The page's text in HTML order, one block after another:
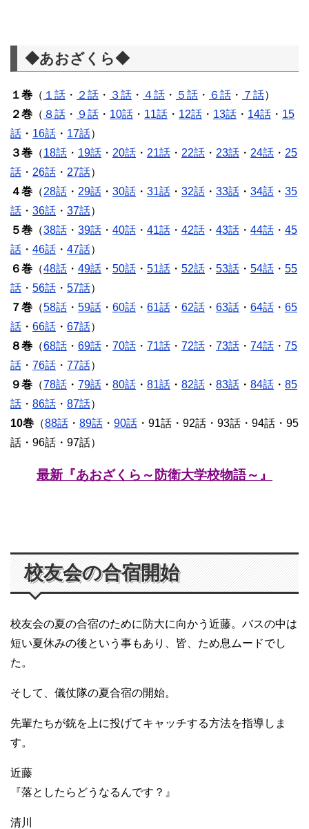
◆あおざくら◆
１巻 （ １話 ・ ２話 ・ ３話 ・ ４話 ・ ５話 ・ ６話 ・ ７話）
２巻 （ ８話 ・ ９話 ・ 10話 ・ 11話 ・ 12話 ・ 13話 ・ 14話 ・ 15
話 ・ 16話 ・ 17話）
３巻 （18話 ・ 19話 ・ 20話 ・ 21話 ・ 22話 ・ 23話 ・ 24話 ・ 25
話 ・ 26話 ・ 27話）
４巻 （28話 ・ 29話 ・ 30話 ・ 31話 ・ 32話 ・ 33話 ・ 34話 ・ 35
話 ・ 36話 ・ 37話）
５巻 （38話 ・ 39話 ・ 40話 ・ 41話 ・ 42話 ・ 43話 ・ 44話 ・ 45
話 ・ 46話 ・ 47話）
６巻 （48話 ・ 49話 ・ 50話 ・ 51話 ・ 52話 ・ 53話 ・ 54話 ・ 55
話 ・ 56話 ・ 57話）
７巻 （58話 ・ 59話 ・ 60話 ・ 61話 ・ 62話 ・ 63話 ・ 64話 ・ 65
話 ・ 66話 ・ 67話）
８巻 （68話 ・ 69話 ・ 70話 ・ 71話 ・ 72話 ・ 73話 ・ 74話 ・ 75
話 ・ 76話 ・ 77話）
９巻 （78話 ・ 79話 ・ 80話 ・ 81話 ・ 82話 ・ 83話 ・ 84話 ・ 85
話 ・ 86話 ・ 87話）
10巻 （88話 ・ 89話 ・ 90話 ・91話・92話・93話・94話・95
話・96話・97話）
最新『あおざくら～防衛大学校物語～』
校友会の合宿開始
校友会の夏の合宿のために防大に向かう近藤。バスの中は
短い夏休みの後という事もあり、皆、ため息ムードでし
た。
そして、儀仗隊の夏合宿の開始。
先輩たちが銃を上に投げてキャッチする方法を指導しま
す。
近藤
『落としたらどうなるんです？』
清川